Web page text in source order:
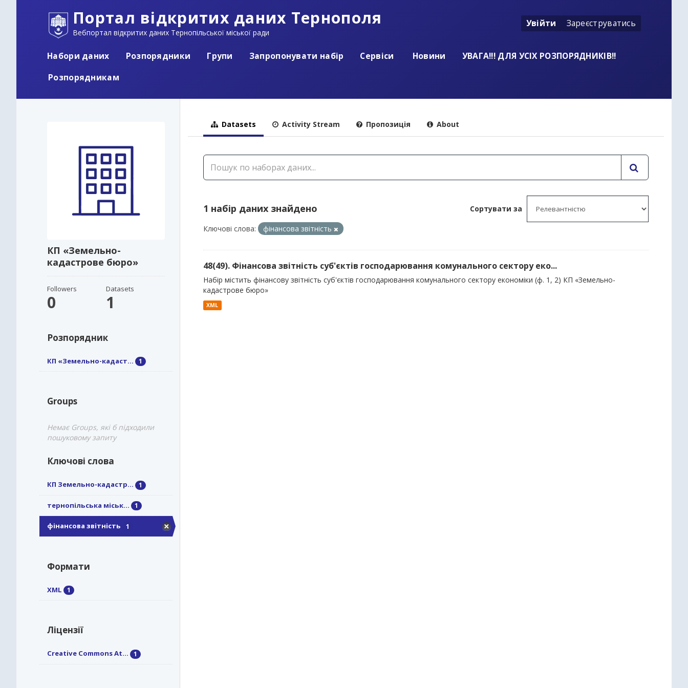
Портал відкритих даних Тернополя
Вебпортал відкритих даних Тернопільської міської ради
Увійти Зареєструватись
Набори даних Розпорядники Групи Запропонувати набір Сервіси Новини
УВАГА!!! ДЛЯ УСІХ РОЗПОРЯДНИКІВ!!
Розпорядникам
КП «Земельно-
кадастрове бюро»
Followers
0
Datasets
1
Розпорядник
КП «Земельно-кадаст... 1
Groups
Немає Groups, які б підходили
пошуковому запиту
Ключові слова
КП Земельно-кадастр... 1
тернопільська міськ... 1
фінансова звітність 1
Формати
XML 1
Ліцензії
Creative Commons At... 1
Datasets Activity Stream Пропозиція About
Сортувати за
1 набір даних знайдено
Ключові слова: фінансова звітність
48(49). Фінансова звітність суб'єктів господарювання комунального сектору еко...
Набір містить фінансову звітність суб'єктів господарювання комунального сектору економіки (ф. 1, 2) КП «Земельно-
кадастрове бюро»
XML